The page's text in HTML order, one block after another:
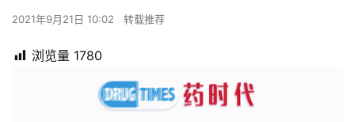
2021年9月21日 10:02 转载推荐
浏览量 1780